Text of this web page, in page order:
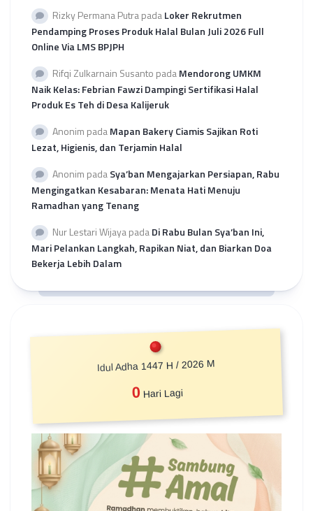
Rizky Permana PutrapadaLoker Rekrutmen
Pendamping Proses Produk Halal Bulan Juli 2026 Full
Online Via LMS BPJPH
Rifqi Zulkarnain Susanto padaMendorong UMKM
Naik Kelas: Febrian Fawzi Dampingi Sertifikasi Halal
Produk Es Teh di Desa Kalijeruk
Anonim padaMapan Bakery Ciamis Sajikan Roti
Lezat, Higienis, dan Terjamin Halal
Anonim padaSya’ban Mengajarkan Persiapan, Rabu
Mengingatkan Kesabaran: Menata Hati Menuju
Ramadhan yang Tenang
Nur Lestari WijayapadaDi Rabu Bulan Sya’ban Ini,
Mari Pelankan Langkah, Rapikan Niat, dan Biarkan Doa
Bekerja Lebih Dalam
Idul Adha 1447 H / 2026 M
0 Hari Lagi